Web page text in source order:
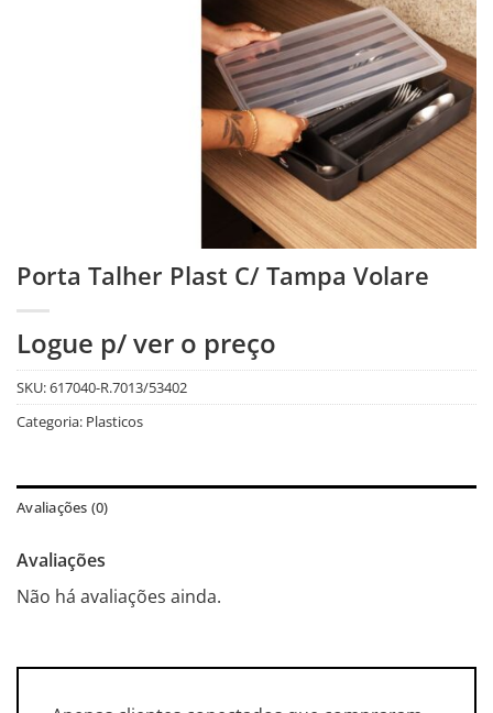
Porta Talher Plast C/ Tampa Volare
Logue p/ ver o preço
SKU:617040-R.7013/53402
Categoria: Plasticos
Avaliações (0)
Avaliações
Não há avaliações ainda.